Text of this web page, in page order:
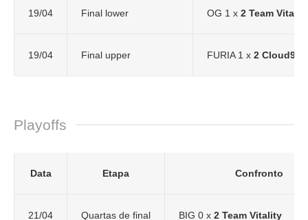
19/04 Final lower OG 1 x 2 Team Vitality
19/04 Final upper FURIA 1 x 2 Cloud9
Playoffs
Data Etapa Confronto
21/04 Quartas de final BIG 0 x 2 Team Vitality